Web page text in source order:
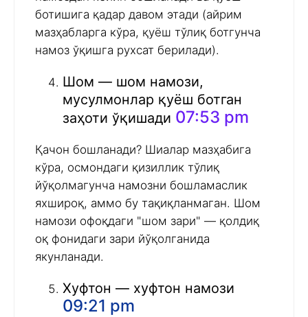
ботишига қадар давом этади (айрим
мазҳабларга кўра, қуёш тўлиқ ботгунча
намоз ўқишга рухсат берилади).
Шом — шом намози,
мусулмонлар қуёш ботган
заҳоти ўқишади 07:53 pm
Қачон бошланади? Шиалар мазҳабига
кўра, осмондаги қизиллик тўлиқ
йўқолмагунча намозни бошламаслик
яхшироқ, аммо бу тақиқланмаган. Шом
намози офоқдаги "шом зари" — қолдиқ
оқ фонидаги зари йўқолганида
якунланади.
Хуфтон — хуфтон намози
09:21 pm